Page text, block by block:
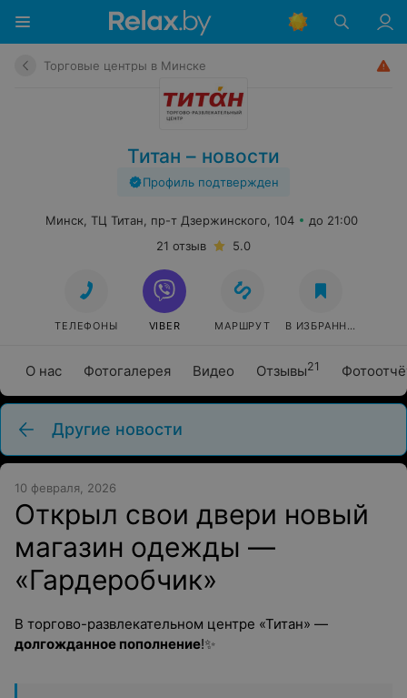
Торговые центры в Минске
Титан – новости
Профиль подтвержден
О нас Фотогалерея Видео Отзывы21
Минск, ТЦ Титан, пр-т Дзержинского, 104
до 21:00
21 отзыв
5.0
ТЕЛЕФОНЫ VIBER МАРШРУТ В ИЗБРАННОЕ
Другие новости
10 февраля, 2026
Открыл свои двери новый
магазин одежды —
«Гардеробчик»
В торгово-развлекательном центре «Титан» —
долгожданное пополнение!✨️️️